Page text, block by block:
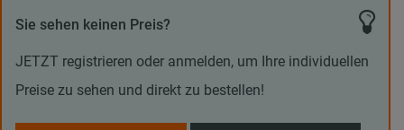
Sie sehen keinen Preis?
JETZT registrieren oder anmelden, um Ihre individuellen
Preise zu sehen und direkt zu bestellen!